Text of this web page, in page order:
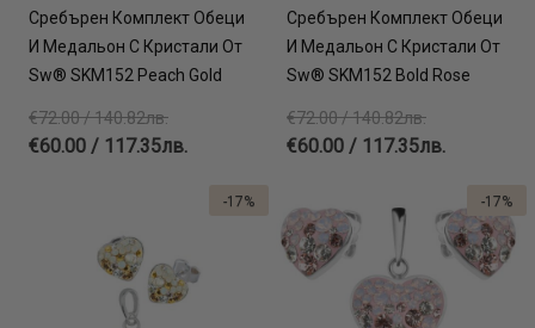
Сребърен Комплект Обеци
И Медальон С Кристали От
Sw® SKM152 Peach Gold
€72.00 / 140.82лв.
€60.00 / 117.35лв.
Сребърен Комплект Обеци
И Медальон С Кристали От
Sw® SKM152 Bold Rose
€72.00 / 140.82лв.
€60.00 / 117.35лв.
-17% -17%